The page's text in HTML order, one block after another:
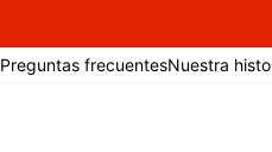
Preguntas frecuentesNuestra